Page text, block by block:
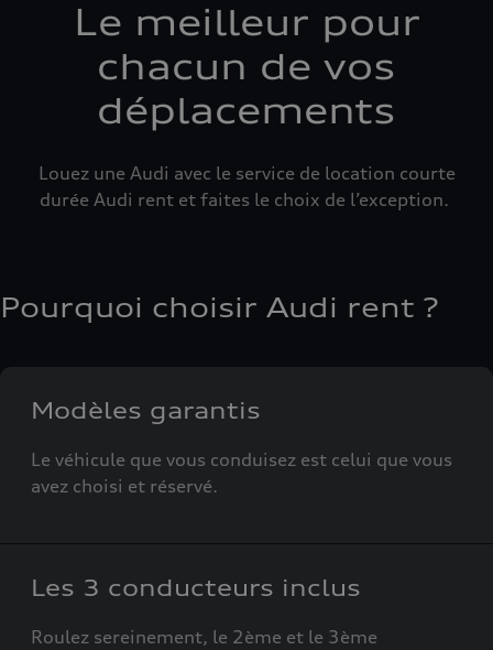
Le meilleur pour
chacun de vos
déplacements
Louez une Audi avec le service de location courte
durée Audi rent et faites le choix de l’exception.
Pourquoi choisir Audi rent ?
Modèles garantis
Le véhicule que vous conduisez est celui que vous
avez choisi et réservé.
Les 3 conducteurs inclus
Roulez sereinement, le 2ème et le 3ème